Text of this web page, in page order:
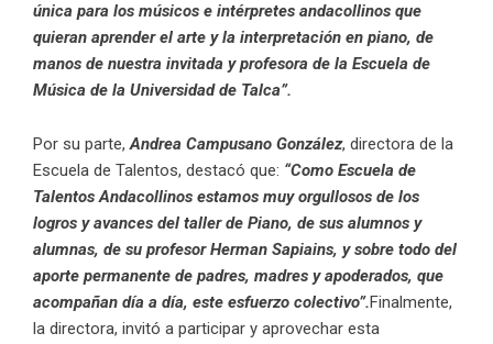
única para los músicos e intérpretes andacollinos que
quieran aprender el arte y la interpretación en piano, de
manos de nuestra invitada y profesora de la Escuela de
Música de la Universidad de Talca”.
Por su parte,Andrea Campusano González, directora de la
Escuela de Talentos, destacó que: “Como Escuela de
Talentos Andacollinos estamos muy orgullosos de los
logros y avances del taller de Piano, de sus alumnos y
alumnas, de su profesor Herman Sapiains, y sobre todo del
aporte permanente de padres, madres y apoderados, que
acompañan día a día, este esfuerzo colectivo”.Finalmente,
la directora, invitó a participar y aprovechar esta